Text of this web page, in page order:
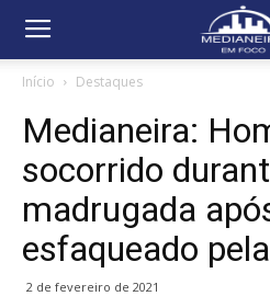
Início Destaques
Medianeira:
socorrido
madrugada
esfaqueado
2 de fevereiro de 2021